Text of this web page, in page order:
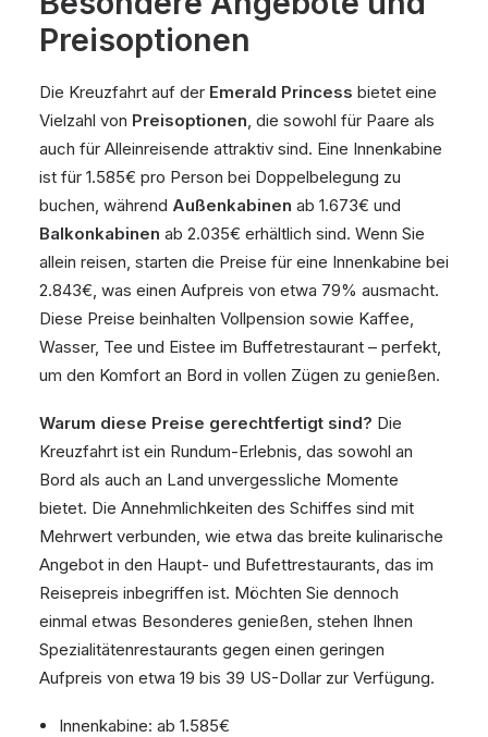
Preisoptionen
Die Kreuzfahrt auf der Emerald Princess bietet eine
Vielzahl von Preisoptionen, die sowohl für Paare als
auch für Alleinreisende attraktiv sind. Eine Innenkabine
ist für 1.585€ pro Person bei Doppelbelegung zu
buchen, während Außenkabinen ab 1.673€ und
Balkonkabinen ab 2.035€ erhältlich sind. Wenn Sie
allein reisen, starten die Preise für eine Innenkabine bei
2.843€, was einen Aufpreis von etwa 79% ausmacht.
Diese Preise beinhalten Vollpension sowie Kaffee,
Wasser, Tee und Eistee im Buffetrestaurant – perfekt,
um den Komfort an Bord in vollen Zügen zu genießen.
Warum diese Preise gerechtfertigt sind? Die
Kreuzfahrt ist ein Rundum-Erlebnis, das sowohl an
Bord als auch an Land unvergessliche Momente
bietet. Die Annehmlichkeiten des Schiffes sind mit
Mehrwert verbunden, wie etwa das breite kulinarische
Angebot in den Haupt- und Bufettrestaurants, das im
Reisepreis inbegriffen ist. Möchten Sie dennoch
einmal etwas Besonderes genießen, stehen Ihnen
Spezialitätenrestaurants gegen einen geringen
Aufpreis von etwa 19 bis 39 US-Dollar zur Verfügung.
Innenkabine: ab 1.585€